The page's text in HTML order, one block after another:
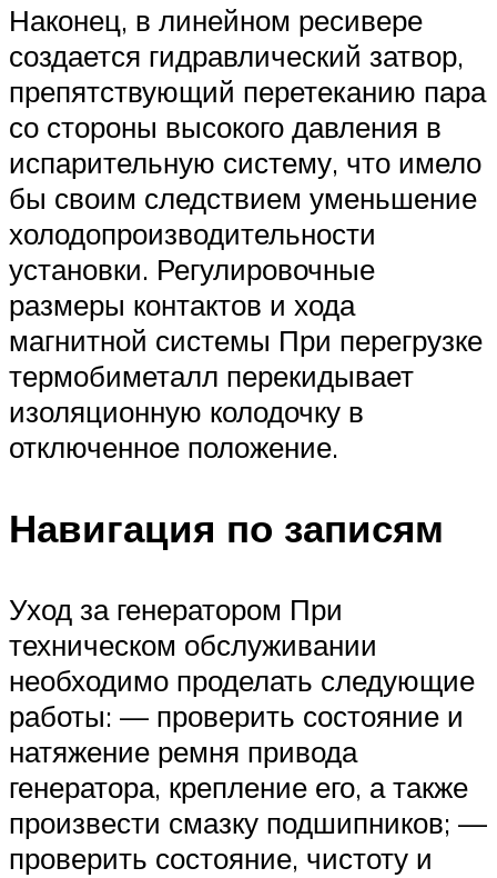
Наконец, в линейном ресивере
создается гидравлический затвор,
препятствующий перетеканию пара
со стороны высокого давления в
испарительную систему, что имело
бы своим следствием уменьшение
холодопроизводительности
установки. Регулировочные
размеры контактов и хода
магнитной системы При перегрузке
термобиметалл перекидывает
изоляционную колодочку в
отключенное положение.
Навигация по записям
Уход за генератором При
техническом обслуживании
необходимо проделать следующие
работы: — проверить состояние и
натяжение ремня привода
генератора, крепление его, а также
произвести смазку подшипников; —
проверить состояние, чистоту и